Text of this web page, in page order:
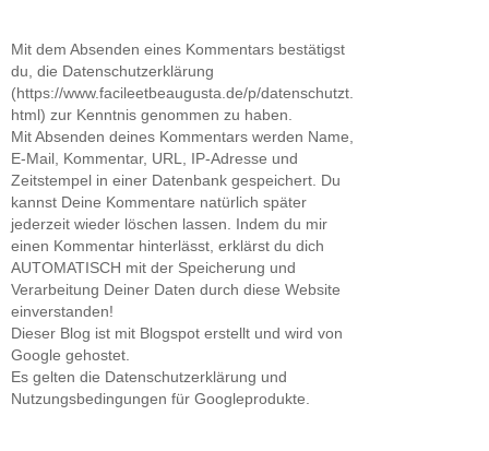
Mit dem Absenden eines Kommentars bestätigst
du, die Datenschutzerklärung
(https://www.facileetbeaugusta.de/p/datenschutzt.
html) zur Kenntnis genommen zu haben.
Mit Absenden deines Kommentars werden Name,
E-Mail, Kommentar, URL, IP-Adresse und
Zeitstempel in einer Datenbank gespeichert. Du
kannst Deine Kommentare natürlich später
jederzeit wieder löschen lassen. Indem du mir
einen Kommentar hinterlässt, erklärst du dich
AUTOMATISCH mit der Speicherung und
Verarbeitung Deiner Daten durch diese Website
einverstanden!
Dieser Blog ist mit Blogspot erstellt und wird von
Google gehostet.
Es gelten die Datenschutzerklärung und
Nutzungsbedingungen für Googleprodukte.